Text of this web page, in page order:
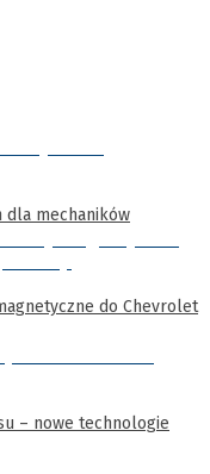
dla mechaników
do Chevrolet
– nowe technologie